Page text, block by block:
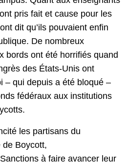
pris fait et cause pour les
dit qu’ils pouvaient enfin
De nombreux
bords ont été horrifiés quand
des États-Unis ont
– qui depuis a été bloqué –
fédéraux aux institutions
les partisans du
de Boycott,
à faire avancer leur